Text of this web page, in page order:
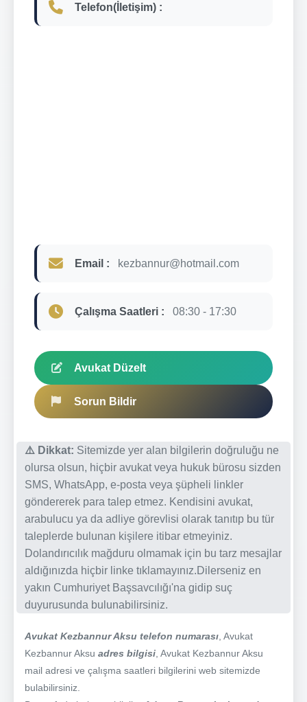
Telefon(İletişim) :
Email : kezbannur@hotmail.com
Çalışma Saatleri : 08:30 - 17:30
Avukat Düzelt
Sorun Bildir
⚠️ Dikkat: Sitemizde yer alan bilgilerin doğruluğu ne
olursa olsun, hiçbir avukat veya hukuk bürosu sizden
SMS, WhatsApp, e-posta veya şüpheli linkler
göndererek para talep etmez. Kendisini avukat,
arabulucu ya da adliye görevlisi olarak tanıtıp bu tür
taleplerde bulunan kişilere itibar etmeyiniz.
Dolandırıcılık mağduru olmamak için bu tarz mesajlar
aldığınızda hiçbir linke tıklamayınız.Dilerseniz en
yakın Cumhuriyet Başsavcılığı'na gidip suç
duyurusunda bulunabilirsiniz.
Avukat Kezbannur Aksu telefon numarası , Avukat
Kezbannur Aksu adres bilgisi , Avukat Kezbannur Aksu
mail adresi ve çalışma saatleri bilgilerini web sitemizde
bulabilirsiniz.